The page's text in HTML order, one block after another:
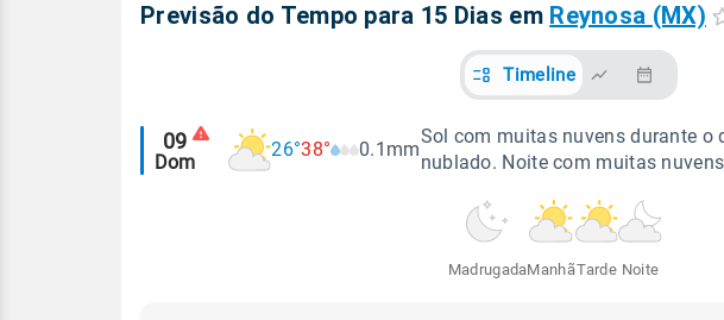
Previsão do Tempo para 15 Dias em Reynosa (MX)
Timeline
Alertas
meteorológicos
09
Dom
26°38° 0.1mm
Sol com muitas nuvens durante o
nublado. Noite com muitas
MadrugadaManhãTarde Noite